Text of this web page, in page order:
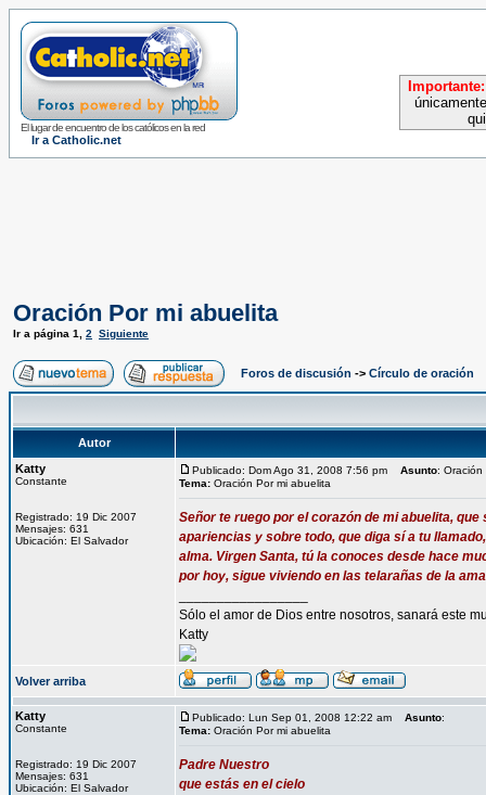
El lugar de encuentro de los católicos en la red
Ir a Catholic.net
Importante:
Oración Por mi abuelita
Ir a página 1 2 Siguiente
Foros de discusión -> Círculo de oración
Autor
Katty
Constante
Registrado: 19 Dic 2007
Mensajes: 631
Ubicación: El Salvador
Publicado: Dom Ago 31, 2008 7:56 pm Asunto: Oración
Tema: Oración Por mi abuelita
Señor te ruego por el corazón de mi abuelita,
apariencias y sobre todo, que diga sí a tu
alma. Virgen Santa, tú la conoces desde hace
por hoy, sigue viviendo en las telarañas de la
Sólo el amor de Dios entre nosotros, sanará este
Katty
Volver arriba
Katty
Constante
Registrado: 19 Dic 2007
Mensajes: 631
Ubicación: El Salvador
Publicado: Lun Sep 01, 2008 12:22 am Asunto:
Tema: Oración Por mi abuelita
Padre Nuestro
que estás en el cielo